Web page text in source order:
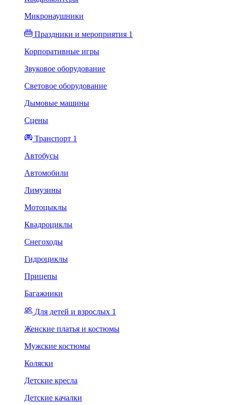
Микронаушники
Праздники и мероприятия 1
Корпоративные игры
Звуковое оборудование
Световое оборудование
Дымовые машины
Сцены
Транспорт 1
Автобусы
Автомобили
Лимузины
Мотоцыклы
Квадроциклы
Снегоходы
Гидроциклы
Прицепы
Багажники
Для детей и взрослых 1
Женские платья и костюмы
Мужские костюмы
Коляски
Детские кресла
Детские качалки